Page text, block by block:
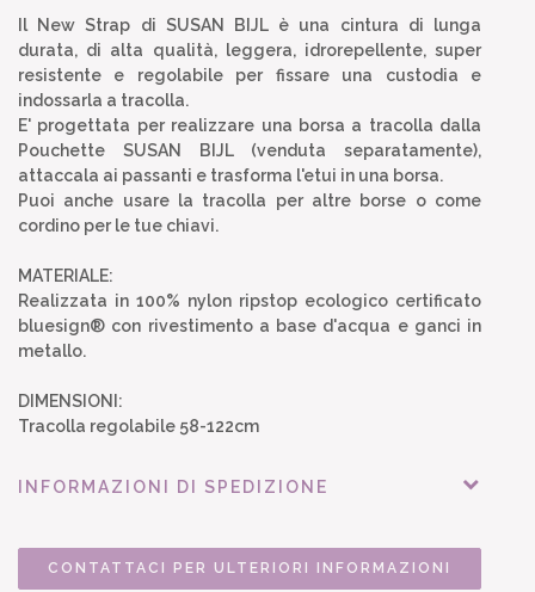
Il New Strap di SUSAN BIJL è una cintura di lunga
durata, di alta qualità, leggera, idrorepellente, super
resistente e regolabile per fissare una custodia e
indossarla a tracolla.
E' progettata per realizzare una borsa a tracolla dalla
Pouchette SUSAN BIJL (venduta separatamente),
attaccala ai passanti e trasforma l'etui in una borsa.
Puoi anche usare la tracolla per altre borse o come
cordino per le tue chiavi.
MATERIALE:
Realizzata in 100% nylon ripstop ecologico certificato
bluesign® con rivestimento a base d'acqua e ganci in
metallo.
DIMENSIONI:
Tracolla regolabile 58-122cm
INFORMAZIONI DI SPEDIZIONE
CONTATTACI PER ULTERIORI INFORMAZIONI